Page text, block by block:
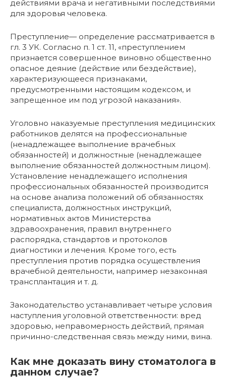
действиями врача и негативными последствиями
для здоровья человека.
Преступление— определение рассматривается в
гл. 3 УК. Согласно п. 1 ст. 11, «преступлением
признается совершенное виновно общественно
опасное деяние (действие или бездействие),
характеризующееся признаками,
предусмотренными настоящим кодексом, и
запрещенное им под угрозой наказания».
Уголовно наказуемые преступления медицинских
работников делятся на профессиональные
(ненадлежащее выполнение врачебных
обязанностей) и должностные (ненадлежащее
выполнение обязанностей должностным лицом).
Установление ненадлежащего исполнения
профессиональных обязанностей производится
на основе анализа положений об обязанностях
специалиста, должностных инструкций,
нормативных актов Министерства
здравоохранения, правил внутреннего
распорядка, стандартов и протоколов
диагностики и лечения. Кроме того, есть
преступления против порядка осуществления
врачебной деятельности, например незаконная
трансплантация и т. д.
Законодательство устанавливает четыре условия
наступления уголовной ответственности: вред
здоровью, неправомерность действий, прямая
причинно-следственная связь между ними, вина.
Как мне доказать вину стоматолога в
данном случае?